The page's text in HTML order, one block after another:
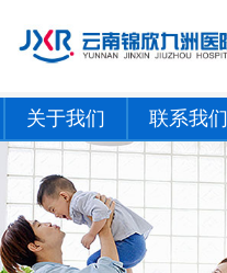
关于我们 联系我们